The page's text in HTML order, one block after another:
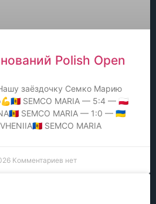
Polish Open
заёздочку Семко Марию
SEMCO MARIA — 5:4 — 🇵🇱
SEMCO MARIA — 1:0 — 🇺🇦
SEMCO MARIA
Комментариев нет